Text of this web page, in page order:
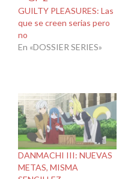
GUILTY PLEASURES: Las
que se creen serias pero
no
En «DOSSIER SERIES»
DANMACHI III: NUEVAS
METAS, MISMA